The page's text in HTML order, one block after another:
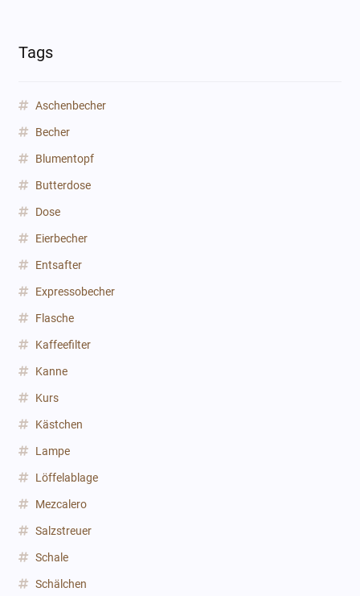
Tags
Aschenbecher
Becher
Blumentopf
Butterdose
Dose
Eierbecher
Entsafter
Expressobecher
Flasche
Kaffeefilter
Kanne
Kurs
Kästchen
Lampe
Löffelablage
Mezcalero
Salzstreuer
Schale
Schälchen